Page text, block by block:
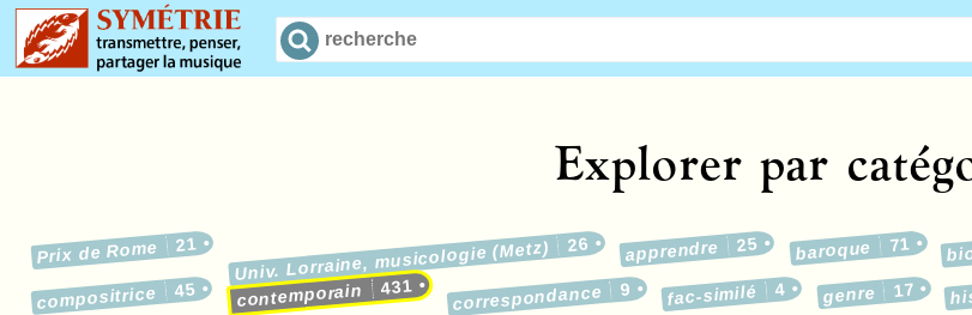
Explorer par
Prix de Rome 21 Univ. Lorraine, musicologie (Metz) 26 apprendre 25 baroque 71
compositrice 45 contemporain 431 correspondance 9 fac-similé 4 genre 17